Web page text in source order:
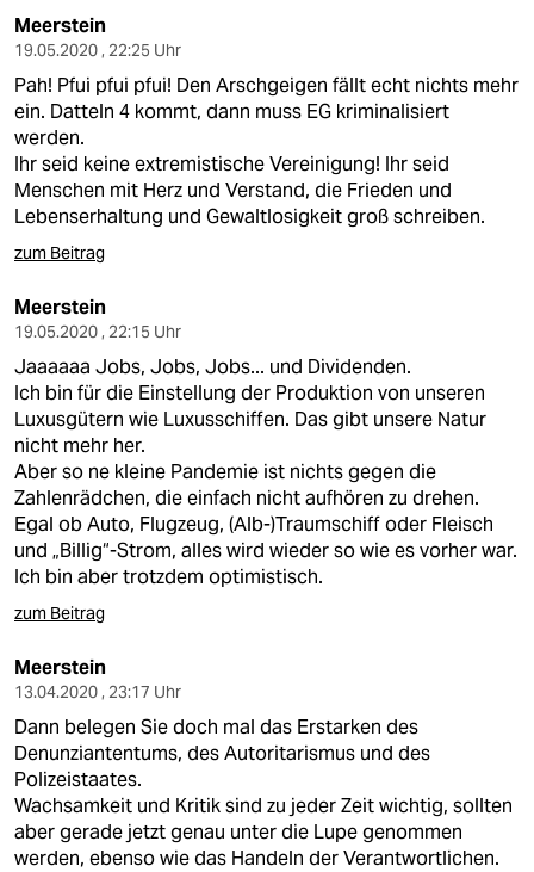
Meerstein
19.05.2020 , 22:25 Uhr
Pah! Pfui pfui pfui! Den Arschgeigen fällt echt nichts mehr
ein. Datteln 4 kommt, dann muss EG kriminalisiert
werden.
Ihr seid keine extremistische Vereinigung! Ihr seid
Menschen mit Herz und Verstand, die Frieden und
Lebenserhaltung und Gewaltlosigkeit groß schreiben.
zum Beitrag
Meerstein
19.05.2020 , 22:15 Uhr
Jaaaaaa Jobs, Jobs, Jobs... und Dividenden.
Ich bin für die Einstellung der Produktion von unseren
Luxusgütern wie Luxusschiffen. Das gibt unsere Natur
nicht mehr her.
Aber so ne kleine Pandemie ist nichts gegen die
Zahlenrädchen, die einfach nicht aufhören zu drehen.
Egal ob Auto, Flugzeug, (Alb-)Traumschiff oder Fleisch
und „Billig“-Strom, alles wird wieder so wie es vorher war.
Ich bin aber trotzdem optimistisch.
zum Beitrag
Meerstein
13.04.2020 , 23:17 Uhr
Dann belegen Sie doch mal das Erstarken des
Denunziantentums, des Autoritarismus und des
Polizeistaates.
Wachsamkeit und Kritik sind zu jeder Zeit wichtig, sollten
aber gerade jetzt genau unter die Lupe genommen
werden, ebenso wie das Handeln der Verantwortlichen.